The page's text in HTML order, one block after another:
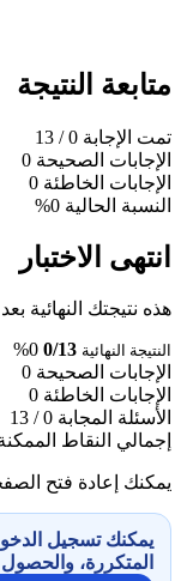
متابعة النتيجة
تمت الإجابة 0
/ 13
الإجابات الصحيحة 0
الإجابات الخاطئة 0
النسبة الحالية 0%
انتهى الاختبار
هذه نتيجتك النهائية
النتيجة النهائية 0/13
0%
الإجابات الصحيحة 0
الإجابات الخاطئة 0
الأسئلة المجابة 0 / 13
إجمالي النقاط الممكنة
يمكنك إعادة فتح
يمكنك تسجيل
المتكررة،